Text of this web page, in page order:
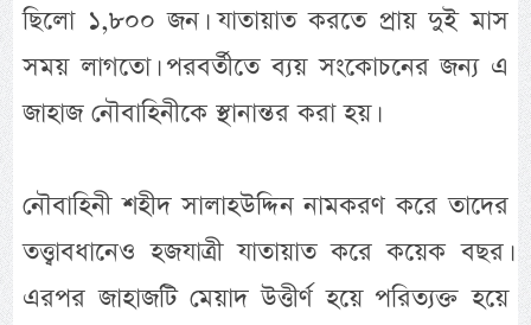
ছিলো ১,৮০০ জন। যাতায়াত করতে প্রায় দুই মাস
সময় লাগতো। পরবর্তীতে ব্যয় সংকোচনের জন্য এ
জাহাজ নৌবাহিনীকে স্থানান্তর করা হয়।
নৌবাহিনী শহীদ সালাহউদ্দিন নামকরণ করে তাদের
তত্ত্বাবধানেও হজযাত্রী যাতায়াত করে কয়েক বছর।
এরপর জাহাজটি মেয়াদ উত্তীর্ণ হয়ে পরিত্যক্ত হয়ে